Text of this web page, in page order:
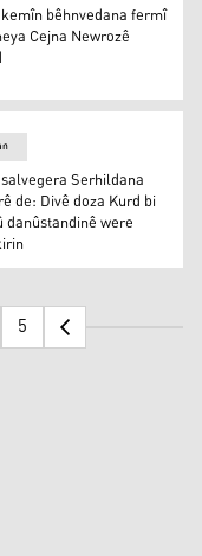
bi boneya Cejna
bêhnvedana fermî
Cejna Newrozê
de: Divê
Serhildana
de: Divê doza Kurd bi
danûstandinê were
5